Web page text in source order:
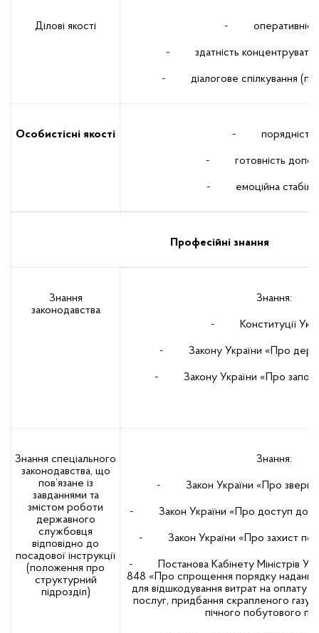
Ділові якості -
- здатність
- діалогове спілкування
Особистісні якості - порядність;
- готовність
- емоційна
Професійні знання
Знання
законодавства
Знання:
- Конституції
- Закону України «Про
- Закону України «Про
Знання спеціального
законодавства, що
пов’язане із
завданнями та
змістом роботи
державного
службовця
відповідно до
посадової інструкції
(положення про
структурний
підрозділ)
Знання:
- Закон України «Про
- Закон України «Про доступ до
- Закон України «Про захист
- Постанова Кабінету Міністрів
848 «Про спрощення порядку
для відшкодування витрат на оплату
послуг, придбання скрапленого газу,
пічного побутового